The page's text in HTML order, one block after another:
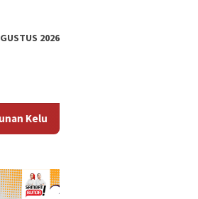
2026
Perkuat Diplomasi Maritim,